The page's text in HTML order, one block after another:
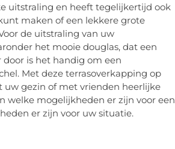
uitstraling en heeft tegelijkertijd ook
maken of een lekkere grote
de uitstraling van uw
het mooie douglas, dat een
is het handig om een
Met deze terrasoverkapping op
gezin of met vrienden heerlijke
welke mogelijkheden er zijn voor een
er zijn voor uw situatie.